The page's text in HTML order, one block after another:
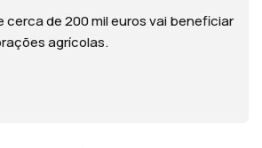
cerca de 200 mil euros vai beneficiar
agrícolas.